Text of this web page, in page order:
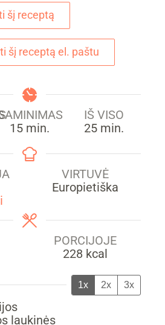
šį receptą
šį receptą el. paštu
15min.
min.
IŠ VISO
25min.
min.
VIRTUVĖ
Europietiška
PORCIJOJE
228 kcal
1x 2x 3x
laukinės